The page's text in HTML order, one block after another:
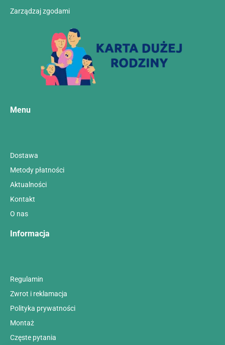
Zarządzaj zgodami
Menu
Dostawa
Metody płatności
Aktualności
Kontakt
O nas
Informacja
Regulamin
Zwrot i reklamacja
Polityka prywatności
Montaż
Сzęste pytania